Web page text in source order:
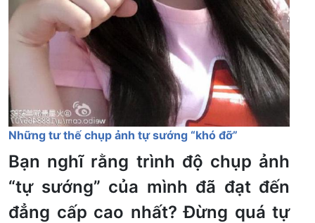
Những tư thế chụp ảnh tự sướng “khó đỡ”
Bạn nghĩ rằng trình độ chụp ảnh
“tự sướng” của mình đã đạt đến
đẳng cấp cao nhất? Đừng quá tự